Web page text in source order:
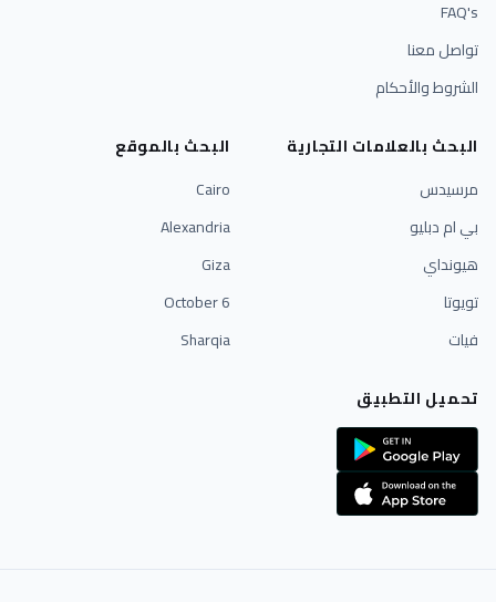
FAQ's
تواصل معنا
الشروط والأحكام
البحث بالعلامات التجارية
مرسيدس
بي ام دبليو
هيونداي
تويوتا
فيات
البحث بالموقع
Cairo
Alexandria
Giza
6 October
Sharqia
تحميل التطبيق